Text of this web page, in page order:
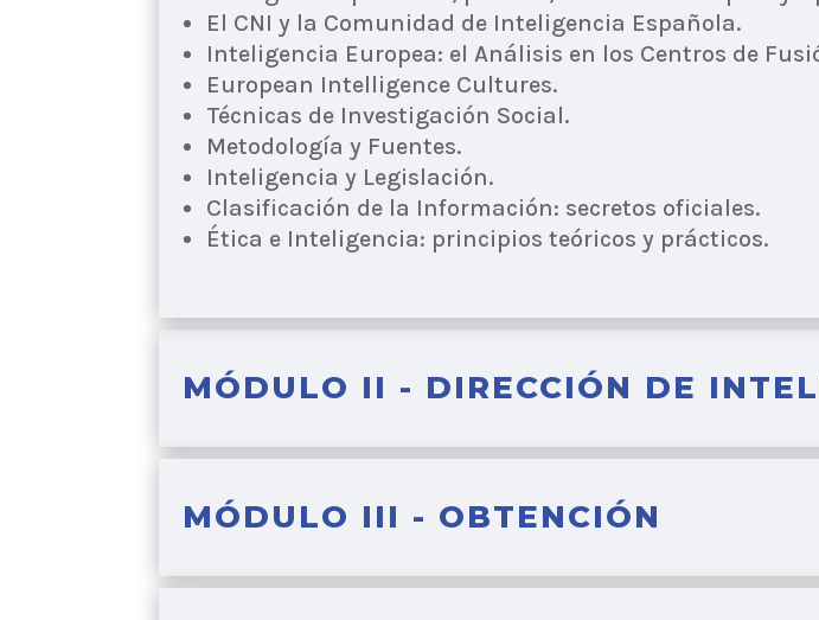
El CNI y la Comunidad de Inteligencia Española.
Inteligencia Europea: el Análisis en los Centros de
European Intelligence Cultures.
Técnicas de Investigación Social.
Metodología y Fuentes.
Inteligencia y Legislación.
Clasificación de la Información: secretos oficiales.
Ética e Inteligencia: principios teóricos y prácticos.
MÓDULO II - DIRECCIÓN DE
MÓDULO III - OBTENCIÓN